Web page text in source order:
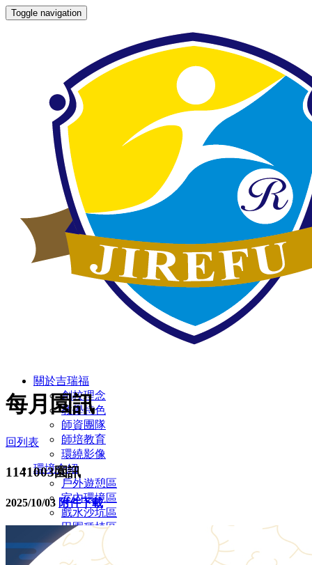
Toggle navigation
關於吉瑞福
創校理念
教學特色
師資團隊
師培教育
環繞影像
環境介紹
戶外遊憩區
室內環境區
戲水沙坑區
田園種植區
彩虹蝴蝶園
多元教室環境
每月園訊
回列表
1141003園訊
2025/10/03 附件下載